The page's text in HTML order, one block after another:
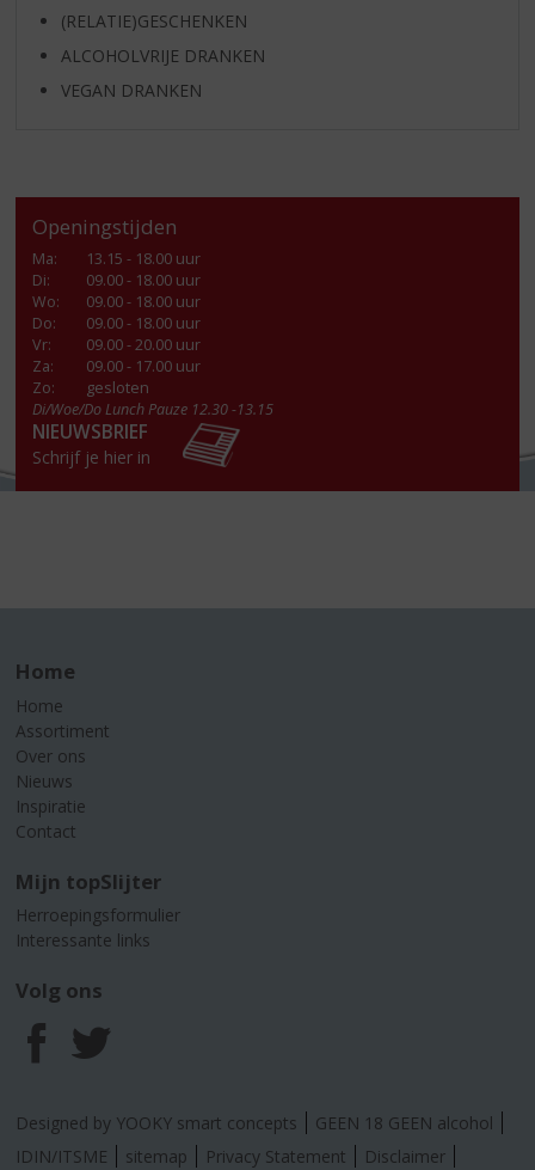
(RELATIE)GESCHENKEN
ALCOHOLVRIJE DRANKEN
VEGAN DRANKEN
Openingstijden
Ma:
13.15 - 18.00 uur
Di:
09.00 - 18.00 uur
Wo:
09.00 - 18.00 uur
Do:
09.00 - 18.00 uur
Vr:
09.00 - 20.00 uur
Za:
09.00 - 17.00 uur
Zo:
gesloten
Di/Woe/Do Lunch Pauze 12.30 -13.15
NIEUWSBRIEF
Schrijf je hier in
Home
Home
Assortiment
Over ons
Nieuws
Inspiratie
Contact
Mijn topSlijter
Herroepingsformulier
Interessante links
Volg ons
F
a
T
w
Designed by YOOKY smart concepts
GEEN 18 GEEN alcohol
IDIN/ITSME
sitemap Privacy Statement Disclaimer